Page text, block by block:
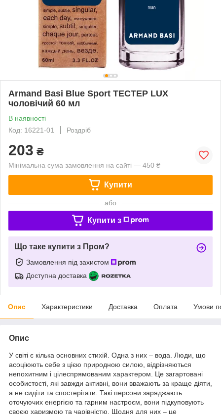
Armand Basi Blue Sport ТЕСТЕР LUX
чоловічий 60 мл
В наявності
Код: 16221-01
Роздріб
203 ₴
Мінімальна сума замовлення на сайті — 450 ₴
Купити
або
Купити з
Що таке купити з Пром?
Замовлення під захистом
Доступна доставка
Опис Характеристики Доставка Оплата Умови
Опис
У світі є кілька основних стихій. Одна з них – вода. Люди, що
асоціюють себе з цією природною силою, відрізняються
непохитним і цілеспрямованим характером. Це загартовані
особистості, які завжди активні, вони вважають за краще діяти,
а не сидіти та спостерігати. Такі персони заряджають
оточуючих енергією та гарним настроєм, вони підкуповують
своєю харизмою та чарівністю. Щодня для них – це